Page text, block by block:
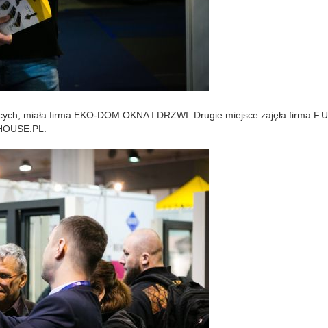
miała firma EKO-DOM OKNA I DRZWI. Drugie miejsce zajęła firma